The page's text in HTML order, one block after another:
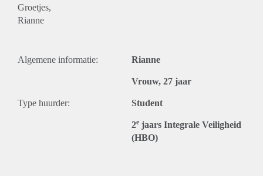
Groetjes,
Rianne
Algemene informatie: Rianne
Vrouw, 27 jaar
Type huurder: Student
2e jaars Integrale Veiligheid
(HBO)